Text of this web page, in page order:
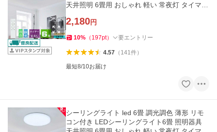
天井照明 6畳用 おしゃれ 軽い 常夜灯 タイマー
2,180円
10% （ 197pt） 要エントリー
4.57（ 141 件）
最短8/10お届け
シーリングライト led 6畳 調光調色 薄形 リモ
コン付き LEDシーリングライト6畳 照明器具